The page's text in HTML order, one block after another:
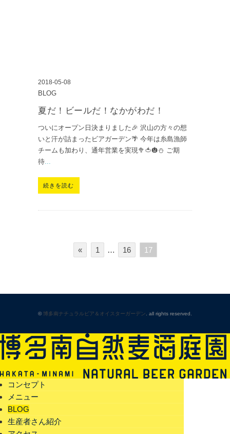
2018-05-08
BLOG
夏だ！ビールだ！なかがわだ！
ついにオープン日決まりました🎉 沢山の方々の想
いと汗が詰まったビアガーデン🌴 今年は糸島漁師
チームも加わり、通年営業を実現🥦🍅🎃⛄ ご期
待...
続きを読む
« 1 … 16 17
©博多南ナチュラルビア＆オイスターガーデン . all rights reserved.
コンセプト
メニュー
BLOG
生産者さん紹介